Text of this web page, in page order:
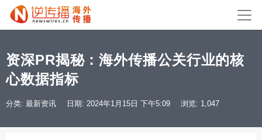
资深PR揭秘：海外传播公关行业的核
心数据指标
分类: 最新资讯 日期: 2024年1月15日 下午5:09 浏览: 1,047